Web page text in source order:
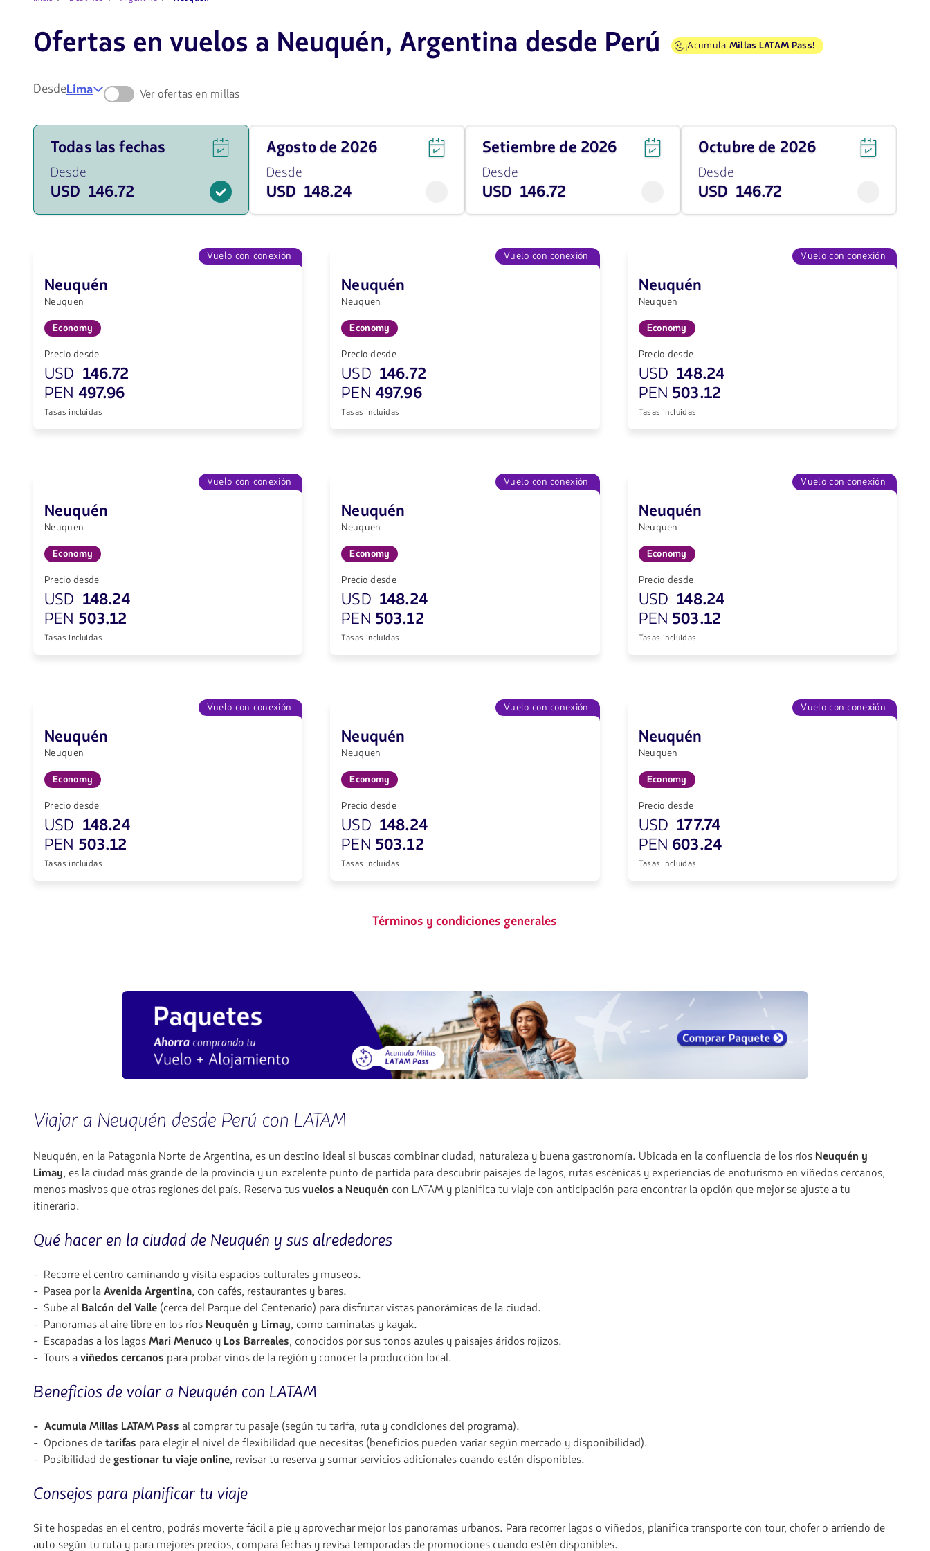
Ofertas en vuelos a Neuquén, Argentina desde Perú ¡Acumula Millas LATAM Pass!
DesdeLima Ver ofertas en millas
Ver
ofertas
de
vuelos
para
las
Todas las fechas
Desde
USD 146.72
Viaja
en
Agosto
de
2026
148.24
agosto de 2026
Desde
USD 148.24
Viaja
en
Setiembre
de
2026
146.72
setiembre de 2026
Desde
USD 146.72
Viaja
en
Octubre
de
2026
146.72
octubre de 2026
Desde
USD 146.72
Vuelo con conexión
Neuquén
Neuquen
Economy
Precio desde
USD 146.72
PEN 497.96
Tasas incluidas
Vuelo con conexión
Neuquén
Neuquen
Economy
Precio desde
USD 146.72
PEN 497.96
Tasas incluidas
Vuelo con conexión
Neuquén
Neuquen
Economy
Precio desde
USD 148.24
PEN 503.12
Tasas incluidas
Vuelo con conexión
Neuquén
Neuquen
Economy
Precio desde
USD 148.24
PEN 503.12
Tasas incluidas
Vuelo con conexión
Neuquén
Neuquen
Economy
Precio desde
USD 148.24
PEN 503.12
Tasas incluidas
Vuelo con conexión
Neuquén
Neuquen
Economy
Precio desde
USD 148.24
PEN 503.12
Tasas incluidas
Vuelo con conexión
Neuquén
Neuquen
Economy
Precio desde
USD 148.24
PEN 503.12
Tasas incluidas
Vuelo con conexión
Neuquén
Neuquen
Economy
Precio desde
USD 148.24
PEN 503.12
Tasas incluidas
Vuelo con conexión
Neuquén
Neuquen
Economy
Precio desde
USD 177.74
PEN 603.24
Tasas incluidas
Términos y condiciones generales
Viajar a Neuquén desde Perú con LATAM
Neuquén, en la Patagonia Norte de Argentina, es un destino ideal si buscas combinar ciudad, naturaleza y buena gastronomía. Ubicada en la confluencia de los ríos Neuquén y
Limay, es la ciudad más grande de la provincia y un excelente punto de partida para descubrir paisajes de lagos, rutas escénicas y experiencias de enoturismo en viñedos cercanos,
menos masivos que otras regiones del país. Reserva tusvuelos a Neuquén con LATAM y planifica tu viaje con anticipación para encontrar la opción que mejor se ajuste a tu
itinerario.
Qué hacer en la ciudad de Neuquén y sus alrededores
- Recorre el centro caminando y visita espacios culturales y museos.
- Pasea por laAvenida Argentina, con cafés, restaurantes y bares.
- Sube al Balcón del Valle (cerca del Parque del Centenario) para disfrutar vistas panorámicas de la ciudad.
- Panoramas al aire libre en los ríos Neuquén y Limay, como caminatas y kayak.
- Escapadas a los lagosMari Menuco y Los Barreales, conocidos por sus tonos azules y paisajes áridos rojizos.
- Tours aviñedos cercanos para probar vinos de la región y conocer la producción local.
Beneficios de volar a Neuquén con LATAM
- Acumula Millas LATAM Pass al comprar tu pasaje (según tu tarifa, ruta y condiciones del programa).
- Opciones detarifas para elegir el nivel de flexibilidad que necesitas (beneficios pueden variar según mercado y disponibilidad).
- Posibilidad degestionar tu viaje online, revisar tu reserva y sumar servicios adicionales cuando estén disponibles.
Consejos para planificar tu viaje
Si te hospedas en el centro, podrás moverte fácil a pie y aprovechar mejor los panoramas urbanos. Para recorrer lagos o viñedos, planifica transporte con tour, chofer o arriendo de
auto según tu ruta y para mejores precios, compara fechas y revisa temporadas de promociones cuando estén disponibles.